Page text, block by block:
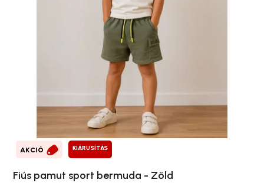
AKCIÓ KIÁRUSÍTÁS
Fiús pamut sport bermuda - Zöld